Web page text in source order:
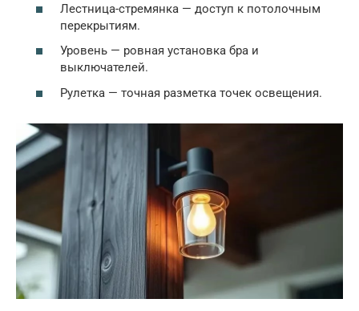
Лестница-стремянка — доступ к потолочным
перекрытиям.
Уровень — ровная установка бра и
выключателей.
Рулетка — точная разметка точек освещения.